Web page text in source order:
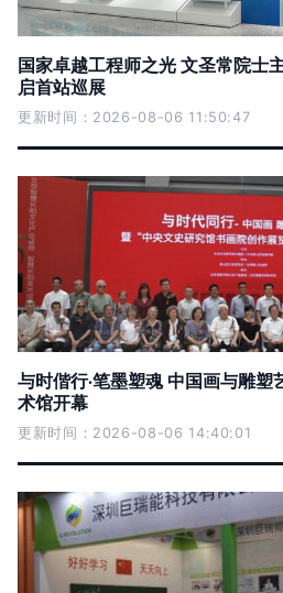
国家卓越工程师之光 文圣常院士
启首站巡展
更新时间：2026-08-06 11:50:47
与时偕行·笔墨塑魂 中国画与雕
术馆开幕
更新时间：2026-08-06 14:40:01